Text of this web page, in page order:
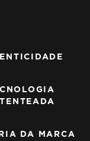
DA MARCA